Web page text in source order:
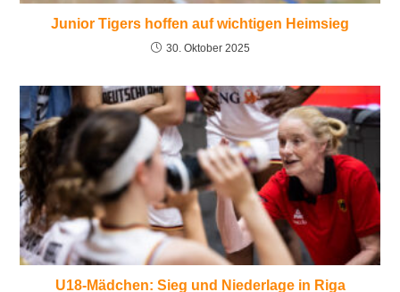
Junior Tigers hoffen auf wichtigen Heimsieg
30. Oktober 2025
U18-Mädchen: Sieg und Niederlage in Riga